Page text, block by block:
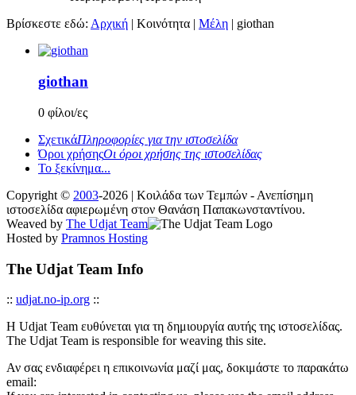
Βρίσκεστε εδώ: Αρχική | Κοινότητα | Μέλη | giothan
giothan
0 φίλοι/ες
ΣχετικάΠληροφορίες για την ιστοσελίδα
Όροι χρήσηςΟι όροι χρήσης της ιστοσελίδας
Το ξεκίνημα...
Copyright © 2003-2026 | Κοιλάδα των Τεμπών - Ανεπίσημη
ιστοσελίδα αφιερωμένη στον Θανάση Παπακωνσταντίνου.
Weaved by The Udjat Team
Hosted by Pramnos Hosting
The Udjat Team Info
:: udjat.no-ip.org ::
Η Udjat Team ευθύνεται για τη δημιουργία αυτής της ιστοσελίδας.
The Udjat Team is responsible for weaving this site.
Αν σας ενδιαφέρει η επικοινωνία μαζί μας, δοκιμάστε το παρακάτω
email: